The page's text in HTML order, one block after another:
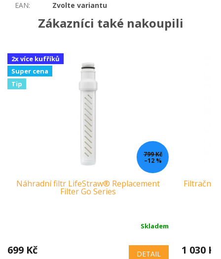
EAN: Zvolte variantu
Zákazníci také nakoupili
2x více kufříků
Super cena
Tip
799 Kč
–12 %
Náhradní filtr LifeStraw® Replacement
Filter Go Series
Skladem
699 Kč DETAIL
Filtrační
1 030 Kč